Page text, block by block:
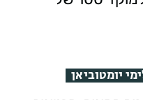
יומטוביאן